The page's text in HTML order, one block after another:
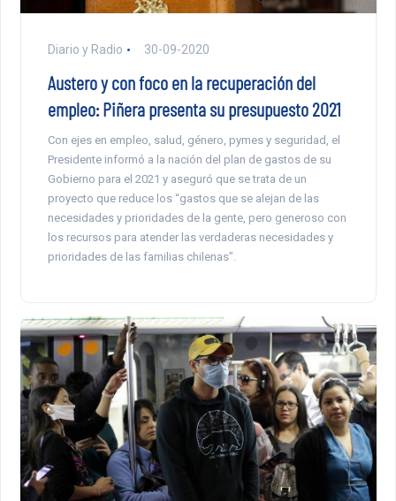
Diario y Radio 30-09-2020
Austero y con foco en la recuperación del
empleo: Piñera presenta su presupuesto 2021
Con ejes en empleo, salud, género, pymes y seguridad, el
Presidente informó a la nación del plan de gastos de su
Gobierno para el 2021 y aseguró que se trata de un
proyecto que reduce los “gastos que se alejan de las
necesidades y prioridades de la gente, pero generoso con
los recursos para atender las verdaderas necesidades y
prioridades de las familias chilenas”.